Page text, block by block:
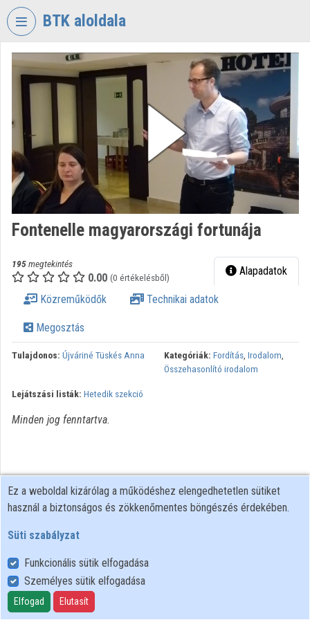
Fejléc kihagyása
BTK aloldala
VIDEOTORIUM
BÖLCSÉSZETTUDOMÁNYI
KUTATÓKÖZPONT
Intézményi kezdőlap
Bejelentkezés
Intézményi felfedezés
Kategóriák
Intézményi listák
Intézmények
Közreműködők
Fontenelle magyarországi fortunája
195megtekintés
0.00 (0 értékelésből) Alapadatok
Közreműködők Technikai adatok
Megosztás
Tulajdonos: Újváriné Tüskés Anna Kategóriák: Fordítás, Irodalom,
Összehasonlító irodalom
Lejátszási listák: Hetedik szekció
Minden jog fenntartva.
Felhasználói szabályzat
Adatkezelési tájékoztató
Süti szabályzat
Ez a weboldal kizárólag a működéshez elengedhetetlen sütiket
használ a biztonságos és zökkenőmentes böngészés érdekében.
Süti szabályzat
Funkcionális sütik elfogadása
Személyes sütik elfogadása
Elfogad Elutasít